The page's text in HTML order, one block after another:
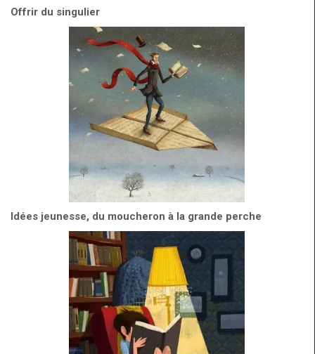
Offrir du singulier
Idées jeunesse, du moucheron à la grande perche